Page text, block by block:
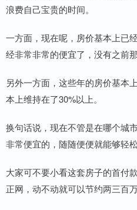
浪费自己宝贵的时间。
一方面，现在呢，房价基本上已
经非常非常的便宜了，没有之前那
另外一方面，这些年的房价基本
本上维持在了30%以上。
换句话说，现在不管是在哪个城
非常便宜的，随随便便就能够轻
大家可不要小看这套房子的首付
正网，动不动就可以节约两三百